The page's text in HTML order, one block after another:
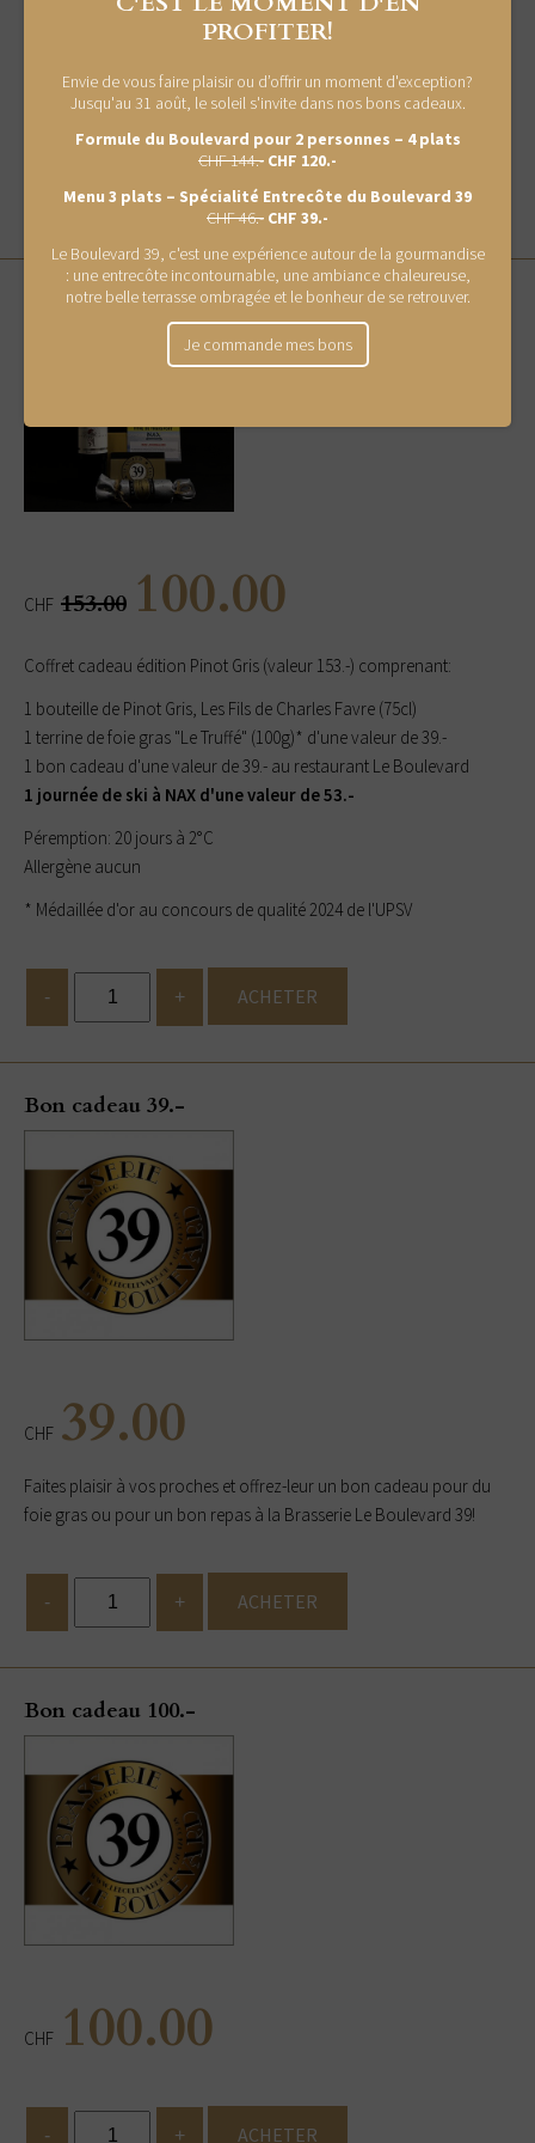
PROFITER!
Envie de vous faire plaisir ou d’offrir un moment d'exception?
Jusqu'au 31 août, le soleil s'invite dans nos bons cadeaux.
Formule du Boulevard pour 2 personnes – 4 plats
CHF 144.- CHF 120.-
Menu 3 plats – Spécialité Entrecôte du Boulevard 39
CHF 46.- CHF 39.-
Le Boulevard 39, c'est une expérience autour de la gourmandise
: une entrecôte incontournable, une ambiance chaleureuse,
notre belle terrasse ombragée et le bonheur de se retrouver.
Je commande mes bons
Péremption: 20 jours à 2°C
* Médaillée d'or au concours de qualité 2024 de l'UPSV
ACHETER
NEW
Coffret cadeau Pinot gris
CHF 153.00 100.00
Coffret cadeau édition Pinot Gris (valeur 153.-) comprenant:
1 bouteille de Pinot Gris, Les Fils de Charles Favre (75cl)
1 terrine de foie gras "Le Truffé" (100g)* d'une valeur de 39.-
1 bon cadeau d'une valeur de 39.- au restaurant Le Boulevard
1 journée de ski à NAX d'une valeur de 53.-
Péremption: 20 jours à 2°C
Allergène aucun
* Médaillée d'or au concours de qualité 2024 de l'UPSV
ACHETER
Bon cadeau 39.-
CHF 39.00
Faites plaisir à vos proches et offrez-leur un bon cadeau pour du
foie gras ou pour un bon repas à la Brasserie Le Boulevard 39!
ACHETER
Bon cadeau 100.-
CHF 100.00
ACHETER